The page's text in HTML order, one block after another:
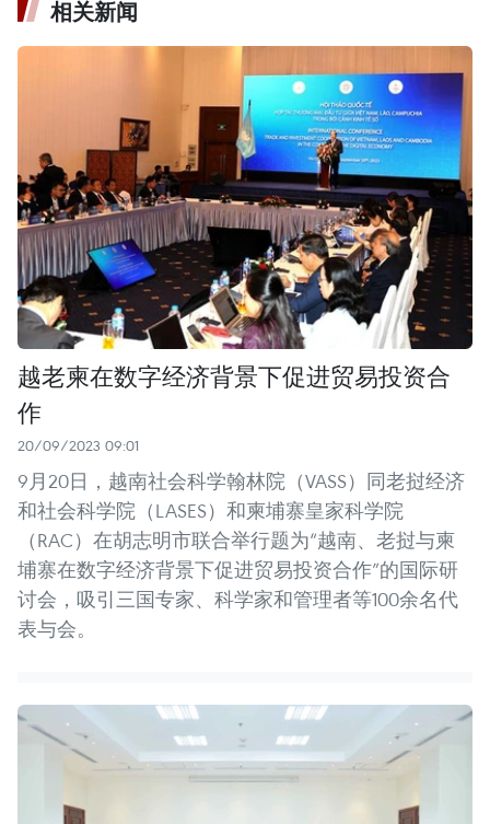
相关新闻
越老柬在数字经济背景下促进贸易投资合
作
20/09/2023 09:01
9月20日，越南社会科学翰林院（VASS）同老挝经济
和社会科学院（LASES）和柬埔寨皇家科学院
（RAC）在胡志明市联合举行题为“越南、老挝与柬
埔寨在数字经济背景下促进贸易投资合作”的国际研
讨会，吸引三国专家、科学家和管理者等100余名代
表与会。